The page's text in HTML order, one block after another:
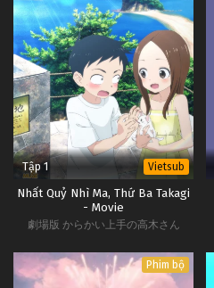
Tập 1 Vietsub
Nhất Quỷ Nhì Ma, Thứ Ba Takagi
- Movie
劇場版 からかい上手の高木さん
Phim bộ